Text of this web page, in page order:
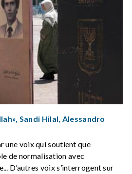
Sandi Hilal, Alessandro
une voix qui soutient que
de normalisation avec
D’autres voix s’interrogent sur